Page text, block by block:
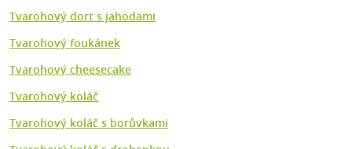
Tvarohový dort s jahodami
Tvarohový foukánek
Tvarohový cheesecake
Tvarohový koláč
Tvarohový koláč s borůvkami